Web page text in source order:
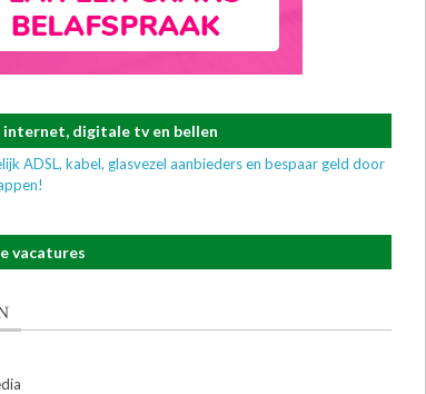
internet, digitale tv en bellen
ADSL, kabel, glasvezel aanbieders en bespaar geld door
vacatures